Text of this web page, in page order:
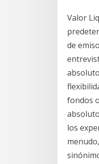
Valor
de
fondos
los